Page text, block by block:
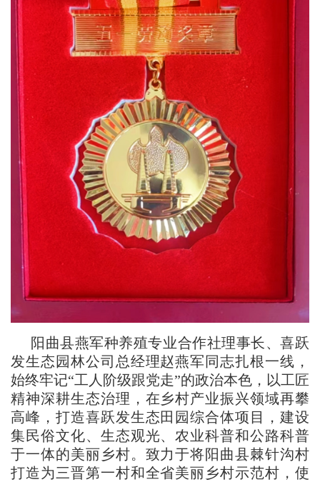
阳曲县燕军种养殖专业合作社理事长、喜跃
发生态园林公司总经理赵燕军同志扎根一线，
始终牢记“工人阶级跟党走”的政治本色，以工匠
精神深耕生态治理，在乡村产业振兴领域再攀
高峰，打造喜跃发生态田园综合体项目，建设
集民俗文化、生态观光、农业科普和公路科普
于一体的美丽乡村。致力于将阳曲县棘针沟村
打造为三晋第一村和全省美丽乡村示范村，使